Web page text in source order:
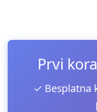
Prvi
✓ Besplatna